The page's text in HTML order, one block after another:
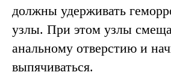
должны удерживать
узлы. При этом узлы
анальному отверстию и
выпячиваться.